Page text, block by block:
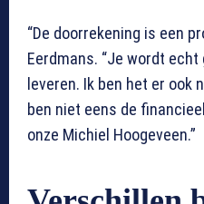
“De doorrekening is een
Eerdmans. “Je wordt
leveren. Ik ben het er ook
ben niet eens de
onze Michiel Hoogeveen.”